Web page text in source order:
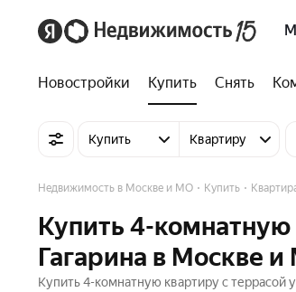
Новостройки Купить Снять
Купить Квартиру
Недвижимость в Москве и МО Купить
Купить 4-
Гагарина в Москве
Купить 4-комнатную квартиру с террасой